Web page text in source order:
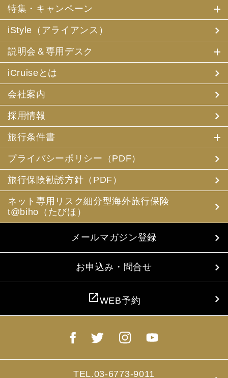
す。
3. お客様個人情報の第三者への提供
(1) 当社は、お申込みいただいた旅行サービスの手配及び
それらのサービスの受領のための手続に必要な範囲内、ま
保険の手続き上必要な範囲内で、それら運送・宿泊機関、
保険会社等に対し、お客様の氏名、性別、年齢、住所、電
話番号またはメールアドレス、パスポート番号、クレジッ
トカード番号を電磁的方法等で送付することにより提供い
(2) 当社は、旅行先でのお客様のお買い物等の便宜のた
め、当社の保有するお客様の個人データを土産物店に提供
することがあります。この場合、お客様の氏名、パスポー
ト番号及び搭乗される航空便名等に係る個人データを、予
め電磁的方法等で送付することによって提供いたします。
お客様の旅行中の連絡先の方の個人情報をお伺いすること
があります。この個人情報は、お客様に疾病等があった場
合で連絡先の方へ連絡の必要があると当社が認めた場合に
使用させていただきます。お客様は、連絡先の方の個人情
報を当社らに提供することについて連絡先の方の同意を得
るものとします。
4. お客様個人情報の収集・利用について
当社は、お客様の個人情報を収集、利用するにあたり、以
下の取扱いをしておりますことを予めご承知おき願いま
(1) 収集目的、利用範囲をパンフレット、お申込書に明示
(2) お客様の同意がない限り、収集目的以外に使用いたし
し、同意を得ます。
(4) お客様が未成年者の場合、親権者の同意を得ます。
た、お申込のあった旅行の手配及び旅程の管理のために、
以下の当社のグループ企業とお客様情報を共有する場合が
特集・キャンペーン
iStyle（アライアンス）
説明会＆専用デスク
iCruiseとは
会社案内
採用情報
旅行条件書
プライバシーポリシー（PDF）
旅行保険勧誘方針（PDF）
ネット専用リスク細分型海外旅行保険
t@biho（たびほ）
メールマガジン登録
お申込み・問合せ
open_in_newWEB予約
TEL.03-6773-9011